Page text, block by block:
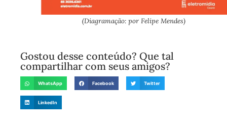
(Diagramação: por Felipe Mendes)
Gostou desse conteúdo? Que tal
compartilhar com seus amigos?
WhatsApp Facebook Twitter
LinkedIn